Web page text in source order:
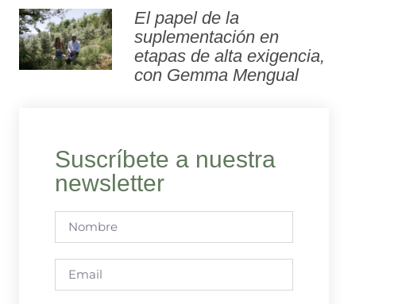
El papel de la
suplementación en
etapas de alta exigencia,
con Gemma Mengual
Suscríbete a nuestra
newsletter